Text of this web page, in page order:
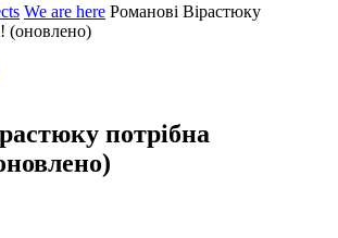
We are here Романові Вірастюку
(оновлено)
потрібна